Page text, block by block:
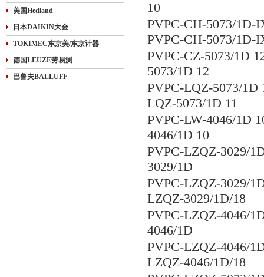
美国Hedland
日本DAIKIN大金
TOKIMEC东京美/东京计器
德国LEUZE劳易测
巴鲁夫BALLUFF
10
PVPC-CH-5073/1D-
PVPC-CH-5073/1D-
PVPC-CZ-5073/1D
5073/1D 12
PVPC-LQZ-5073/
LQZ-5073/1D 11
PVPC-LW-4046/1D
4046/1D 10
PVPC-LZQZ-3029/
3029/1D
PVPC-LZQZ-3029/
LZQZ-3029/1D/18
PVPC-LZQZ-4046/
4046/1D
PVPC-LZQZ-4046/
LZQZ-4046/1D/18